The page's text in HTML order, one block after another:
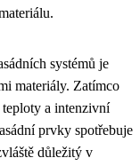
systémů je
materiály. Zatímco
a intenzivní
prvky spotřebuje
důležitý v